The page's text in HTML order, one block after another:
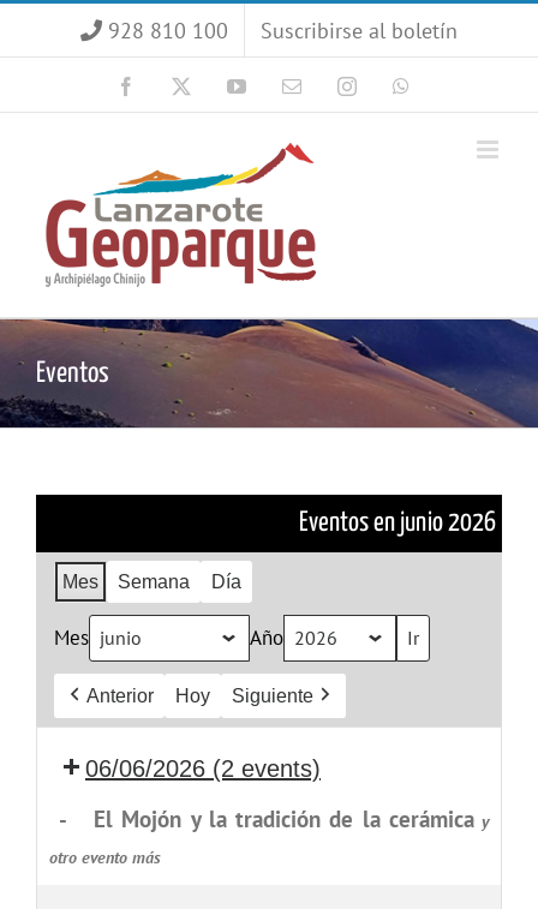
928 810 100 Suscribirse al boletín
Facebook YouTubeCorreoInstagram
Eventos
Eventos en junio 2026
Mes Semana Día
Mes Año
Anterior Hoy Siguiente
06/06/2026 (2 events)
- El Mojón y la tradición de la cerámicay
otro evento más